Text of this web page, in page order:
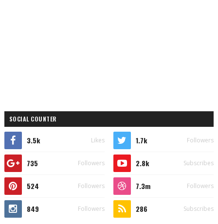
SOCIAL COUNTER
3.5k Likes 1.7k Followers
735 Followers 2.8k Subscribes
524 Followers 7.3m Followers
849 Followers 286 Subscribes